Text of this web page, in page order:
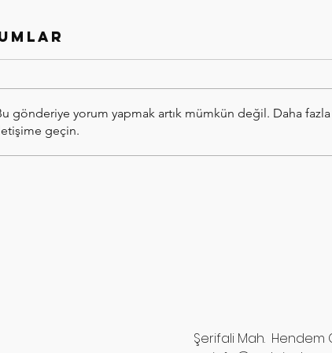
gönderiye yorum yapmak artık mümkün değil. Daha
geçin.
Şerifali Mah. Hendem